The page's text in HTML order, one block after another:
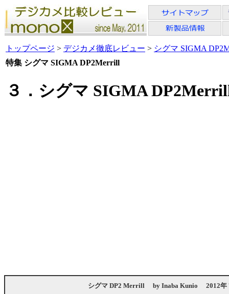
トップページ > デジカメ徹底レビュー > シグマ SIGMA
特集 シグマ SIGMA DP2Merrill
３．シグマ SIGMA
シグマ DP2 Merrillby Inaba Kunio 2012年